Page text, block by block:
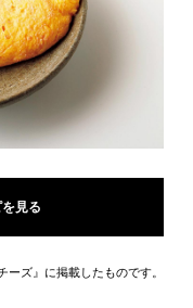
見る
ズ』に掲載したものです。